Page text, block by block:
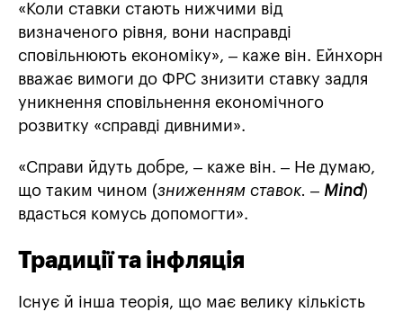
«Коли ставки стають нижчими від
визначеного рівня, вони насправді
сповільнюють економіку», – каже він. Ейнхорн
вважає вимоги до ФРС знизити ставку задля
уникнення сповільнення економічного
розвитку «справді дивними».
«Справи йдуть добре, – каже він. – Не думаю,
що таким чином (зниженням ставок. – Mind)
вдасться комусь допомогти».
Традиції та інфляція
Існує й інша теорія, що має велику кількість